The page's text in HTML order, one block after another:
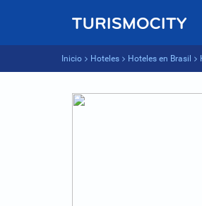
Inicio Hoteles Hoteles en Brasil